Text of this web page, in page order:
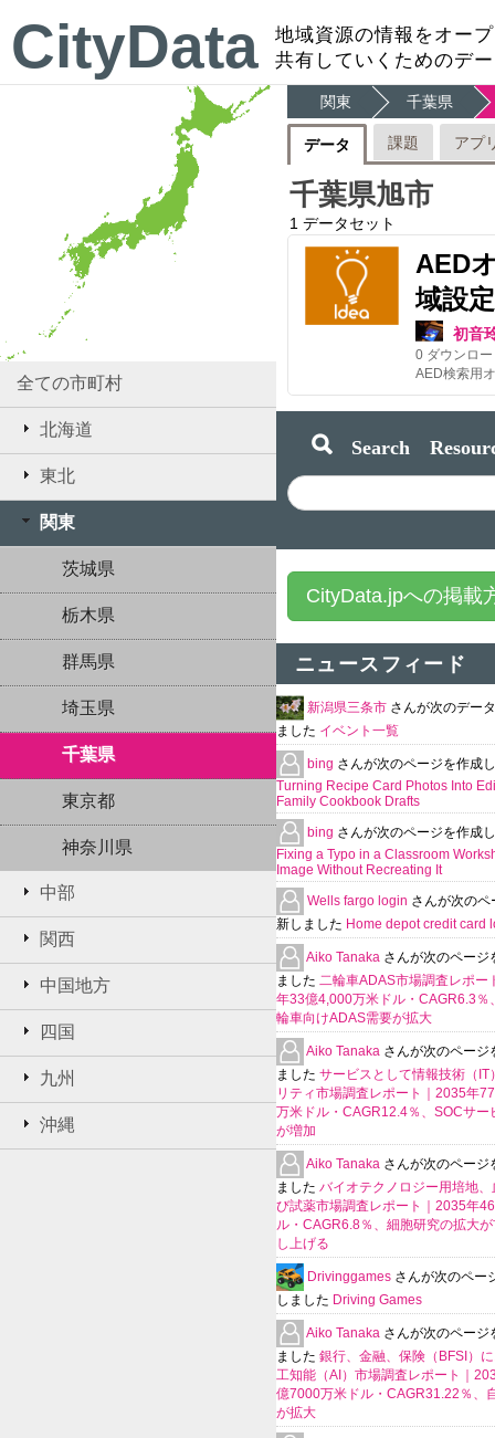
CityData
地域資源の情報をオー
共有していくためのデ
全ての市町村
北海道
東北
関東
茨城県
栃木県
群馬県
埼玉県
千葉県
東京都
神奈川県
中部
関西
中国地方
四国
九州
沖縄
関東 千葉県
データ 課題 アプ
千葉県旭市
1 データセット
AED
域設
初音
0 ダウンロ
Search
CityData.jpへの掲載
ニュースフィード
新潟県三条市 さんが次のデー
ました イベント一覧
bing さんが次のページを作成
Turning Recipe Card Photos Into
Family Cookbook Drafts
bing さんが次のページを作成
Fixing a Typo in a Classroom
Image Without Recreating It
Wells fargo login さんが次のペ
新しました Home depot credit card
Aiko Tanaka さんが次のページ
ました 二輪車ADAS市場調査レポー
年33億4,000万米ドル・CAGR6.3％
輪車向けADAS需要が拡大
Aiko Tanaka さんが次のページ
ました サービスとして情報技術（IT
リティ市場調査レポート｜2035年
万米ドル・CAGR12.4％、SOCサー
が増加
Aiko Tanaka さんが次のページ
ました バイオテクノロジー用培地、
び試薬市場調査レポート｜2035年
ル・CAGR6.8％、細胞研究の拡大
し上げる
Drivinggames さんが次のペー
しました Driving Games
Aiko Tanaka さんが次のページ
ました 銀行、金融、保険（BFSI）
工知能（AI）市場調査レポート｜
億7000万米ドル・CAGR31.22％、
が拡大